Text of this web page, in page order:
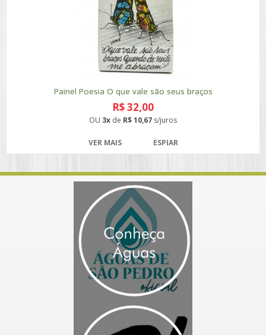
Painel Poesia O que vale são seus braços
R$ 32,00
OU 3x de R$ 10,67 s/juros
VER MAIS ESPIAR